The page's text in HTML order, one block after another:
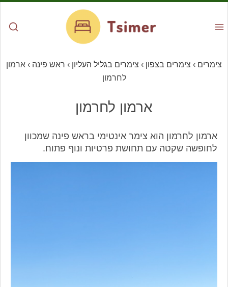
צימרים › צימרים בצפון › צימרים בגליל העליון › ראש פינה › ארמון
לחרמון
ארמון לחרמון
ארמון לחרמון הוא צימר אינטימי בראש פינה שמכוון
לחופשה שקטה עם תחושת פרטיות ונוף פתוח.